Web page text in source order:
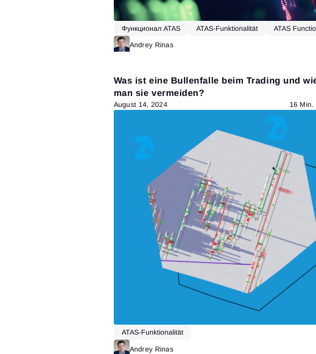
Функционал ATAS ATAS-Funktionalität
ATAS
Trading Strategien
Andrey Rinas
Was ist eine Bullenfalle beim Trading und
man sie vermeiden?
August 14, 2024 16 Min.
ATAS-Funktionalität
Andrey Rinas